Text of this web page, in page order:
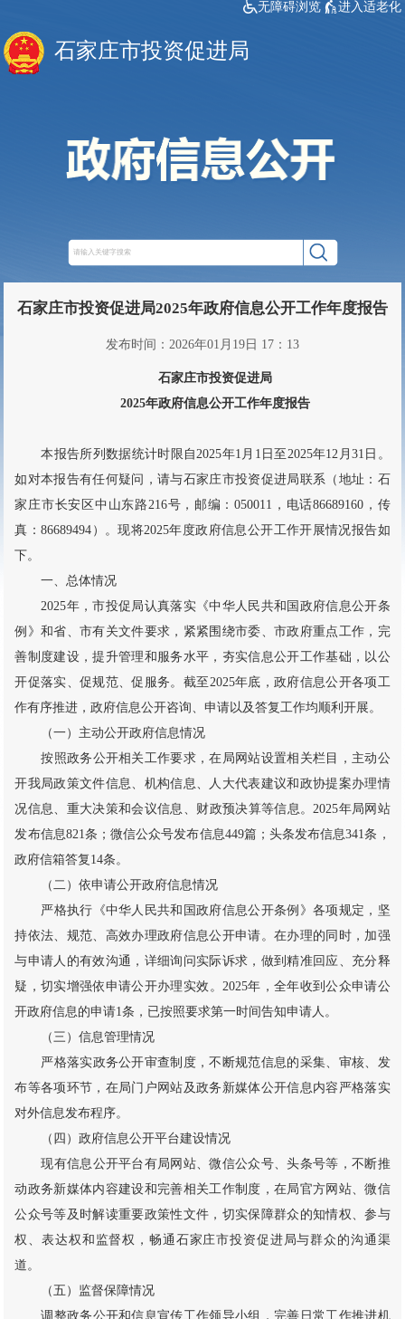
无障碍浏览 进入适老化
石家庄市投资促进局
石家庄市投资促进局2025年政府信息公开工作年度报告
发布时间：2026年01月19日 17：13
石家庄市投资促进局
2025年政府信息公开工作年度报告
本报告所列数据统计时限自2025年1月1日至2025年12月31日。
如对本报告有任何疑问，请与石家庄市投资促进局联系（地址：石
家庄市长安区中山东路216号，邮编：050011，电话86689160，传
真：86689494）。现将2025年度政府信息公开工作开展情况报告如
下。
一、总体情况
2025年，市投促局认真落实《中华人民共和国政府信息公开条
例》和省、市有关文件要求，紧紧围绕市委、市政府重点工作，完
善制度建设，提升管理和服务水平，夯实信息公开工作基础，以公
开促落实、促规范、促服务。截至2025年底，政府信息公开各项工
作有序推进，政府信息公开咨询、申请以及答复工作均顺利开展。
（一）主动公开政府信息情况
按照政务公开相关工作要求，在局网站设置相关栏目，主动公
开我局政策文件信息、机构信息、人大代表建议和政协提案办理情
况信息、重大决策和会议信息、财政预决算等信息。2025年局网站
发布信息821条；微信公众号发布信息449篇；头条发布信息341条，
政府信箱答复14条。
（二）依申请公开政府信息情况
严格执行《中华人民共和国政府信息公开条例》各项规定，坚
持依法、规范、高效办理政府信息公开申请。在办理的同时，加强
与申请人的有效沟通，详细询问实际诉求，做到精准回应、充分释
疑，切实增强依申请公开办理实效。2025年，全年收到公众申请公
开政府信息的申请1条，已按照要求第一时间告知申请人。
（三）信息管理情况
严格落实政务公开审查制度，不断规范信息的采集、审核、发
布等各项环节，在局门户网站及政务新媒体公开信息内容严格落实
对外信息发布程序。
（四）政府信息公开平台建设情况
现有信息公开平台有局网站、微信公众号、头条号等，不断推
动政务新媒体内容建设和完善相关工作制度，在局官方网站、微信
公众号等及时解读重要政策性文件，切实保障群众的知情权、参与
权、表达权和监督权，畅通石家庄市投资促进局与群众的沟通渠
道。
（五）监督保障情况
调整政务公开和信息宣传工作领导小组，完善日常工作推进机